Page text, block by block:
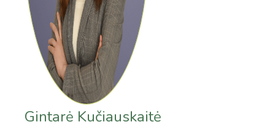
Gintarė Kučiauskaitė